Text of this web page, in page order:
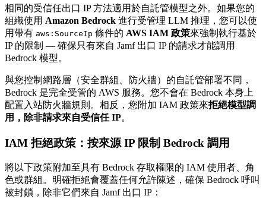
相同的受信任出口 IP 方法適用於自託管模型之外。如果您的
組織使用 Amazon Bedrock 進行受管理 LLM 推理，您可以使
用帶有 aws:SourceIp 條件的 AWS IAM 政策來強制執行基於
IP 的限制 — 確保只有來自 Jamf 出口 IP 的請求才能調用
Bedrock 模型。
與您控制網路層（安全群組、防火牆）的自託管部署不同，
Bedrock 是完全受管的 AWS 服務。您不會在 Bedrock 本身上
配置入站防火牆規則。相反，您附加 IAM 政策來拒絕模型調
用，除非請求來自受信任 IP。
IAM 拒絕政策：按來源 IP 限制 Bedrock 調用
將以下政策附加至具有 Bedrock 存取權限的 IAM 使用者、角
色或群組。明確拒絕會覆蓋任何允許陳述，確保 Bedrock 呼叫
被封鎖，除非它們來自 Jamf 出口 IP：